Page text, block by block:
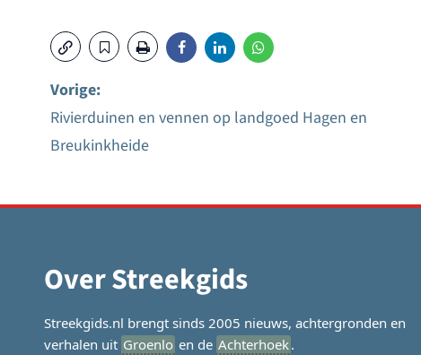
Bericht
Vorige:
Rivierduinen en vennen op landgoed Hagen en
Breukinkheide
Over Streekgids
Streekgids.nl brengt sinds 2005 nieuws, achtergronden en
verhalen uit Groenlo en de Achterhoek.